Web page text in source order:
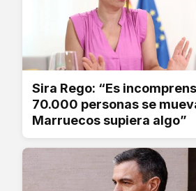
Sira Rego: “Es
70.000 personas se
Marruecos supiera algo”